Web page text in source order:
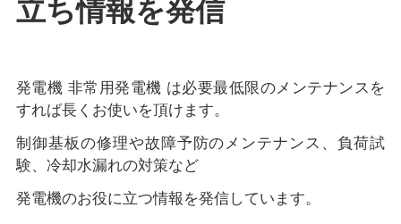
立ち情報を発信
発電機 非常用発電機 は必要最低限のメンテナンスを
すれば長くお使いを頂けます。
制御基板の修理や故障予防のメンテナンス、負荷試
験、冷却水漏れの対策など
発電機のお役に立つ情報を発信しています。